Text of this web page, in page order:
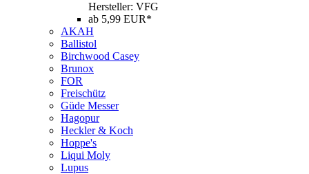
Hersteller: VFG
ab 5,99 EUR*
AKAH
Ballistol
Birchwood Casey
Brunox
FOR
Freischütz
Güde Messer
Hagopur
Heckler & Koch
Hoppe's
Liqui Moly
Lupus